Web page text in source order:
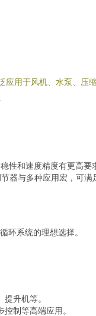
用于风机、水泵、压
性和速度精度有更高要
器与多种应用宏，可满
环系统的理想选择。
升机等。
制等高端应用。